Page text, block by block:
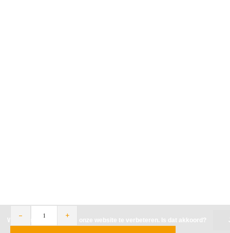
- +
Wij slaan cookies op om onze website te verbeteren. Is dat akkoord?